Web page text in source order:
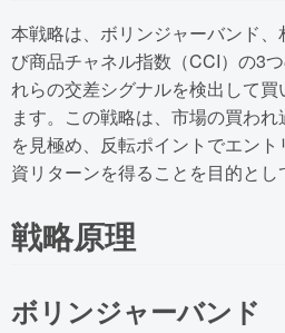
本戦略は、ボリンジャーバンド
び商品チャネル指数（CCI）の3
れらの交差シグナルを検出して
ます。この戦略は、市場の買わ
を見極め、反転ポイントでエン
資リターンを得ることを目的とし
戦略原理
ボリンジャーバンド